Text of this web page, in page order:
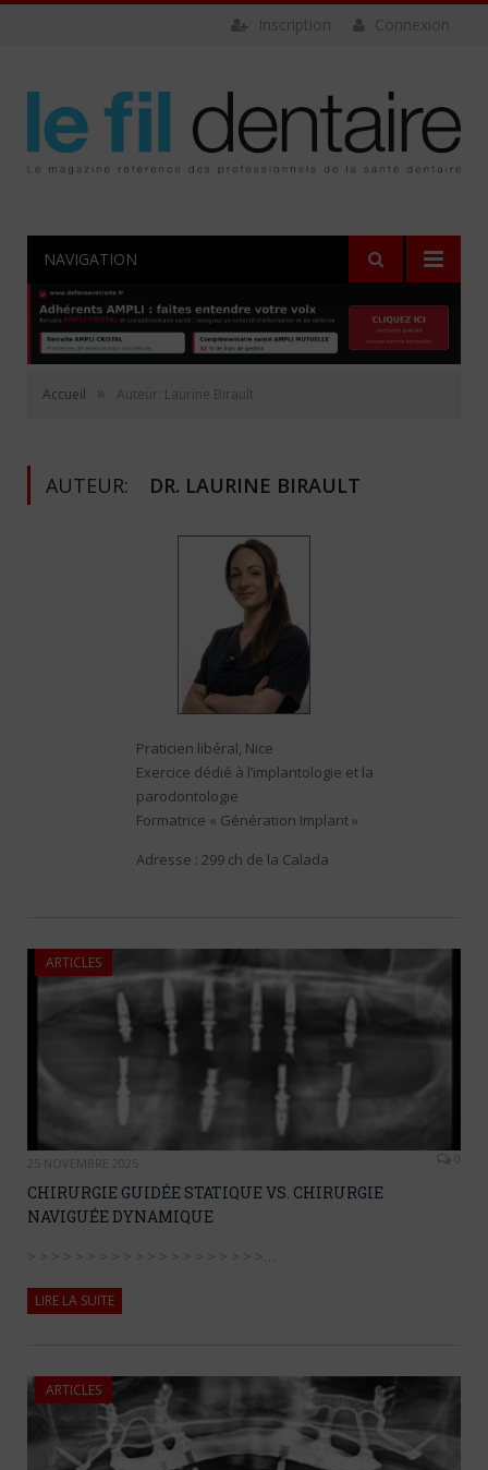
Connexion
Inscription
NAVIGATION
Accueil » Auteur: Laurine Birault
AUTEUR: DR. LAURINE BIRAULT
Praticien libéral, Nice
Exercice dédié à l’implantologie et la
parodontologie
Formatrice « Génération Implant »
Adresse : 299 ch de la Calada
ARTICLES
25 NOVEMBRE 2025 0
CHIRURGIE GUIDÉE STATIQUE VS. CHIRURGIE
NAVIGUÉE DYNAMIQUE
> > > > > > > > > > > > > > > > > > > >…
LIRE LA SUITE
ARTICLES